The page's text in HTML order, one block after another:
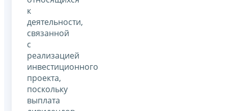
к
деятельности,
связанной
с
реализацией
инвестиционного
проекта,
поскольку
выплата